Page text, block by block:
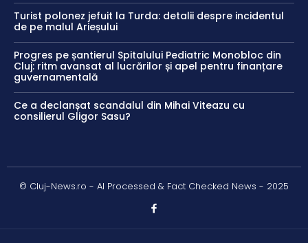
Turist polonez jefuit la Turda: detalii despre incidentul
de pe malul Arieșului
Progres pe șantierul Spitalului Pediatric Monobloc din
Cluj: ritm avansat al lucrărilor și apel pentru finanțare
guvernamentală
Ce a declanșat scandalul din Mihai Viteazu cu
consilierul Gligor Sasu?
© Cluj-News.ro - AI Processed & Fact Checked News - 2025